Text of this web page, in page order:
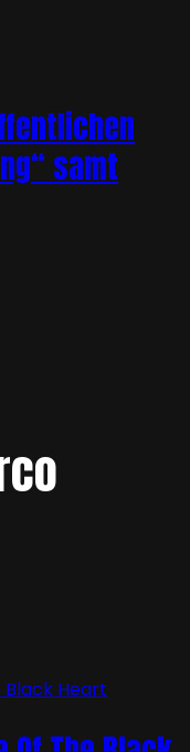
samt